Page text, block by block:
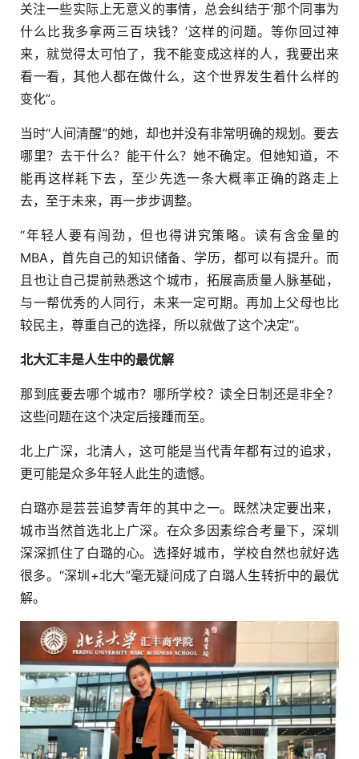
关注一些实际上无意义的事情，总会纠结于‘那个同事为
什么比我多拿两三百块钱？’这样的问题。等你回过神
来，就觉得太可怕了，我不能变成这样的人，我要出来
看一看，其他人都在做什么，这个世界发生着什么样的
变化”。
当时“人间清醒”的她，却也并没有非常明确的规划。要去
哪里？去干什么？能干什么？她不确定。但她知道，不
能再这样耗下去，至少先选一条大概率正确的路走上
去，至于未来，再一步步调整。
“年轻人要有闯劲，但也得讲究策略。读有含金量的
MBA，首先自己的知识储备、学历，都可以有提升。而
且也让自己提前熟悉这个城市，拓展高质量人脉基础，
与一帮优秀的人同行，未来一定可期。再加上父母也比
较民主，尊重自己的选择，所以就做了这个决定”。
北大汇丰是人生中的最优解
那到底要去哪个城市？哪所学校？读全日制还是非全？
这些问题在这个决定后接踵而至。
北上广深，北清人，这可能是当代青年都有过的追求，
更可能是众多年轻人此生的遗憾。
白璐亦是芸芸追梦青年的其中之一。既然决定要出来，
城市当然首选北上广深。在众多因素综合考量下，深圳
深深抓住了白璐的心。选择好城市，学校自然也就好选
很多。“深圳+北大”毫无疑问成了白璐人生转折中的最优
解。